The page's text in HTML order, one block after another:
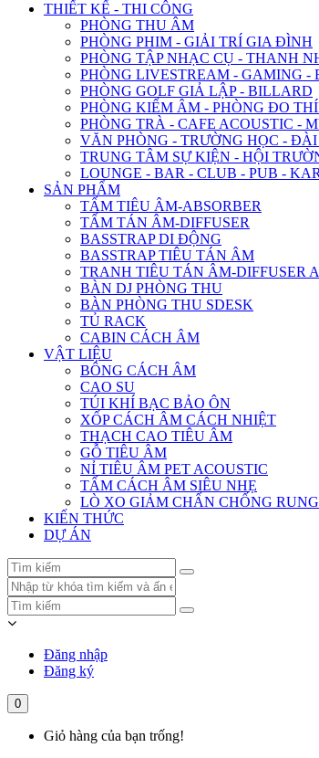
THIẾT KẾ - THI CÔNG
PHÒNG THU ÂM
PHÒNG PHIM - GIẢI TRÍ GIA ĐÌNH
PHÒNG TẬP NHẠC CỤ - THANH
PHÒNG LIVESTREAM - GAMING -
PHÒNG GOLF GIẢ LẬP - BILLARD
PHÒNG KIỂM ÂM - PHÒNG ĐO
PHÒNG TRÀ - CAFE ACOUSTIC -
VĂN PHÒNG - TRƯỜNG HỌC -
TRUNG TÂM SỰ KIỆN - HỘI
LOUNGE - BAR - CLUB - PUB -
SẢN PHẨM
TẤM TIÊU ÂM-ABSORBER
TẤM TÁN ÂM-DIFFUSER
BASSTRAP DI ĐỘNG
BASSTRAP TIÊU TÁN ÂM
TRANH TIÊU TÁN ÂM-DIFFUSER
BÀN DJ PHÒNG THU
BÀN PHÒNG THU SDESK
TỦ RACK
CABIN CÁCH ÂM
VẬT LIỆU
BÔNG CÁCH ÂM
CAO SU
TÚI KHÍ BẠC BẢO ÔN
XỐP CÁCH ÂM CÁCH NHIỆT
THẠCH CAO TIÊU ÂM
GỖ TIÊU ÂM
NỈ TIÊU ÂM PET ACOUSTIC
TẤM CÁCH ÂM SIÊU NHẸ
LÒ XO GIẢM CHẤN CHỐNG RUNG
KIẾN THỨC
DỰ ÁN
Đăng nhập
Đăng ký
0
Giỏ hàng của bạn trống!